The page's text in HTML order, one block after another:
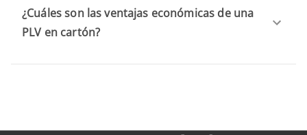
¿Cuáles son las ventajas económicas de una
PLV en cartón?